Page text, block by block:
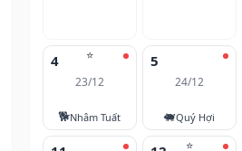
⭐
4
23/12
🐕Nhâm Tuất
5
24/12
🐖Quý Hợi
⭐